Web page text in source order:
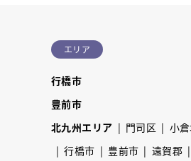
エリア
行橋市
豊前市
北九州エリア
門司区 小
行橋市
豊前市 遠賀郡